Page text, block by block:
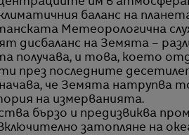
им в
баланс на
Метеорологична
дисбаланс на Земята –
получава, и това, което
през последните
че Земята натрупва
на измерванията.
бързо и предизвиква
затопляне на